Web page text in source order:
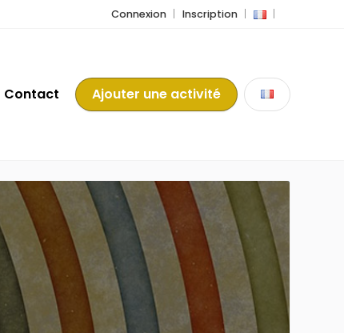
Connexion Inscription
Contact Ajouter une activité